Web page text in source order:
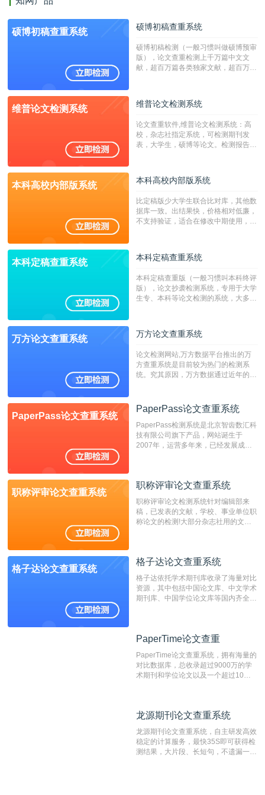
硕博初稿查重系统 硕博初稿查重系统
硕博初稿检测（一般习惯叫做硕博预审
版），论文查重检测上千万篇中文文
献，超百万篇各类独家文献，超百万港
校用来检测硕博论文的系统，检测范围
广，数据来源真实，检测算法合理!本
字符数30万）
维普论文检测系统 维普论文检测系统
论文查重软件,维普论文检测系统：高
校，杂志社指定系统，可检测期刊发
表，大学生，硕博等论文。检测报告支
本科高校内部版系统 本科高校内部版系统
比定稿版少大学生联合比对库，其他数
据库一致。出结果快，价格相对低廉，
不支持验证，适合在修改中期使用，定
本科定稿查重系统 本科定稿查重系统
本科定稿查重版（一般习惯叫本科终评
版），论文抄袭检测系统，专用于大学
生专、本科等论文检测的系统，大多数
万方论文查重系统 万方论文查重系统
论文检测网站,万方数据平台推出的万
方查重系统是目前较为热门的检测系
统。究其原因，万方数据通过近年的发
检测系统，其真实性和权威性无可厚
非。其次，相对于知网而言，万方检测
费用少，上手容易，是学生初次论文查
重的推荐系统。
PaperPass论文查重系统
PaperPass论文查重系统
PaperPass检测系统是北京智齿数汇科
技有限公司旗下产品，网站诞生于
2007年，运营多年来，已经发展成为
检测速度快、精度高，市场反映良好。
职称评审论文查重系统
职称评审论文查重系统
职称评审论文检测系统针对编辑部来
稿，已发表的文献，学校、事业单位职
称论文的检测!大部分杂志社用的文献
编辑部检测来稿和已发表的文献,检测
测时注意填写第一作者,才能排除已发
表文献复制比。（限制字符数1万）
格子达论文查重系统
格子达论文查重系统
格子达依托学术期刊库收录了海量对比
资源，其中包括中国论文库、中文学术
期刊库、中国学位论文库等国内齐全的
系统，可检测中文、英文两种语言的论
PaperTime论文查重
PaperTime论文查重系统，拥有海量的
对比数据库，总收录超过9000万的学
术期刊和学位论文以及一个超过10亿
对，利用指纹索引快速而精准地在云检
有相似的片段，该项技术检测速度快、
准确率高，市场反映良好。
龙源期刊论文查重系统
龙源期刊论文查重系统，自主研发高效
稳定的计算服务，最快35S即可获得检
测结果，大片段、长短句，不遗漏一处